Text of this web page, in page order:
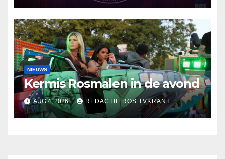
NIEUWS
Kermis Rosmalen in de avond
AUG 4, 2026 REDACTIE ROS TVKRANT